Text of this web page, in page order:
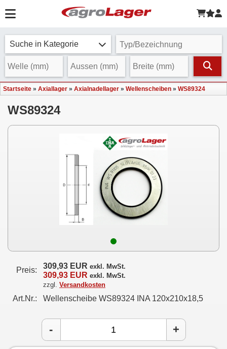
Suche in Kategorie
Startseite » Axiallager » Axialnadellager » Wellenscheiben » WS89324
WS89324
Preis: 309,93 EUR exkl. MwSt.
309,93 EUR exkl. MwSt.
zzgl. Versandkosten
Art.Nr.: Wellenscheibe WS89324 INA 120x210x18,5
- +